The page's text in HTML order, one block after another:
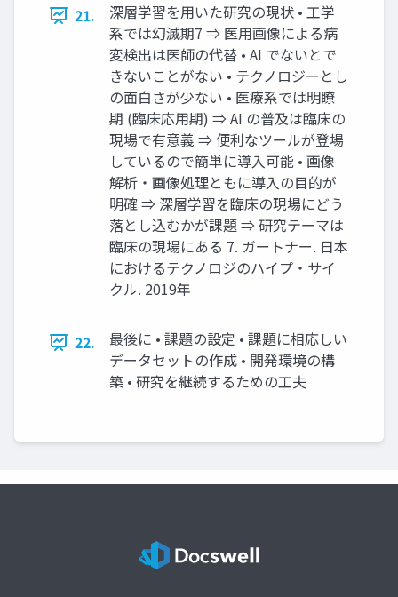
21.
深層学習を用いた研究の現状 • 工学
系では幻滅期7 ⇒ 医用画像による病
変検出は医師の代替 • AI でないとで
きないことがない • テクノロジーとし
の面白さが少ない • 医療系では明瞭
期 (臨床応用期) ⇒ AI の普及は臨床の
現場で有意義 ⇒ 便利なツールが登場
しているので簡単に導入可能 • 画像
解析・画像処理ともに導入の目的が
明確 ⇒ 深層学習を臨床の現場にどう
落とし込むかが課題 ⇒ 研究テーマは
臨床の現場にある 7. ガートナー. 日本
におけるテクノロジのハイプ・サイ
クル. 2019年
22.
最後に • 課題の設定 • 課題に相応しい
データセットの作成 • 開発環境の構
築 • 研究を継続するための工夫